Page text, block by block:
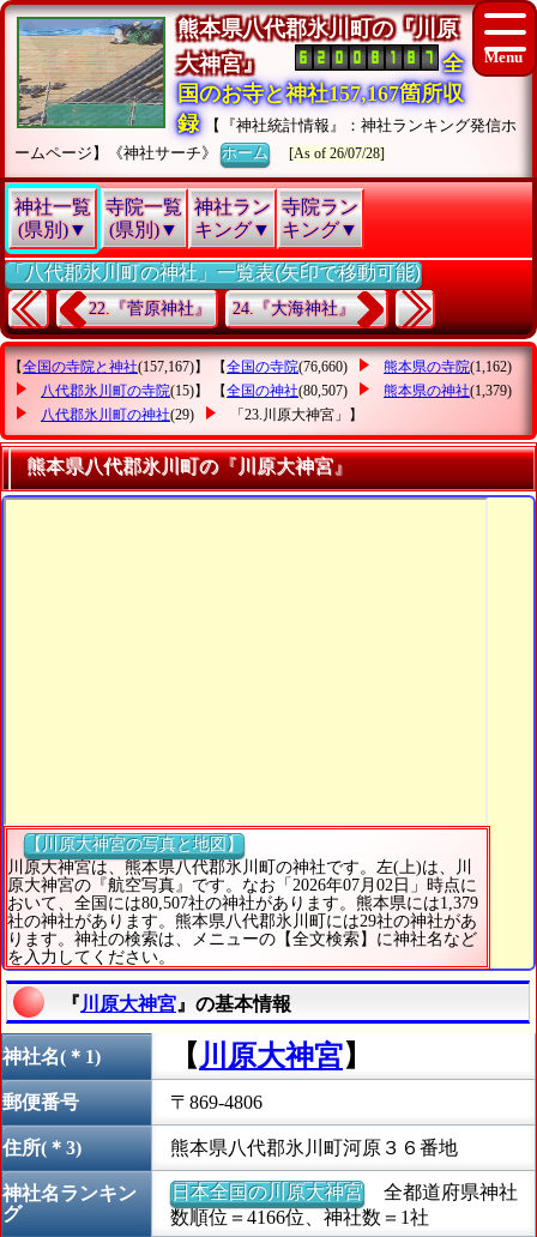
熊本県八代郡氷川町の『川原
大神宮』
全
国のお寺と神社157,167箇所収
録
【『神社統計情報』：神社ランキング発信ホ
ームページ】《神社サーチ》ホーム [As of 26/07/28]
神社一覧
(県別)▼
寺院一覧
(県別)▼
神社ラン
キング▼
寺院ラン
キング▼
「八代郡氷川町の神社」一覧表(矢印で移動可能)
22.『菅原神社』 24.『大海神社』
【全国の寺院と神社(157,167)】 【全国の寺院(76,660) 熊本県の寺院(1,162)
八代郡氷川町の寺院(15)】 【全国の神社(80,507) 熊本県の神社(1,379)
八代郡氷川町の神社(29) 「23.川原大神宮」 】
熊本県八代郡氷川町の『川原大神宮』
【川原大神宮の写真と地図】
川原大神宮は、熊本県八代郡氷川町の神社です。左(上)は、川
原大神宮の『航空写真』です。なお「2026年07月02日」時点に
おいて、全国には80,507社の神社があります。熊本県には1,379
社の神社があります。熊本県八代郡氷川町には29社の神社があ
ります。神社の検索は、メニューの【全文検索】に神社名など
を入力してください。
『 川原大神宮 』の基本情報
神社名(＊1) 【 川原大神宮】
郵便番号 〒869-4806
住所(＊3) 熊本県八代郡氷川町河原３６番地
神社名ランキン
グ
日本全国の川原大神宮全都道府県神社
数順位＝4166位、神社数＝1社